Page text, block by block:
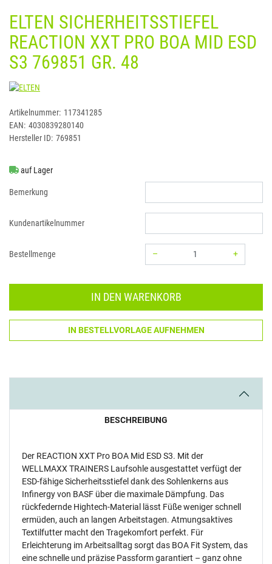
ELTEN SICHERHEITSSTIEFEL
REACTION XXT PRO BOA MID ESD
S3 769851 GR. 48
Artikelnummer: 117341285
EAN: 4030839280140
Hersteller ID: 769851
auf Lager
Bemerkung
Kundenartikelnummer
Bestellmenge –
+
IN DEN WARENKORB
IN BESTELLVORLAGE AUFNEHMEN
BESCHREIBUNG
Der REACTION XXT Pro BOA Mid ESD S3. Mit der
WELLMAXX TRAINERS Laufsohle ausgestattet verfügt der
ESD-fähige Sicherheitsstiefel dank des Sohlenkerns aus
Infinergy von BASF über die maximale Dämpfung. Das
rückfedernde Hightech-Material lässt Füße weniger schnell
ermüden, auch an langen Arbeitstagen. Atmungsaktives
Textilfutter macht den Tragekomfort perfekt. Für
Erleichterung im Arbeitsalltag sorgt das BOA Fit System, das
eine schnelle und präzise Passform garantiert – ganz ohne